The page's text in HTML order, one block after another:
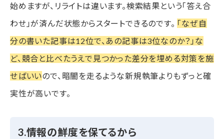
始めますが、リライトは違います。検索結果という「答え合
わせ」が済んだ状態からスタートできるのです。 「なぜ自
分の書いた記事は12位で、あの記事は3位なのか？」な
ど、競合と比べたうえで見つかった差分を埋める対策を施
せばいいので、暗闇を走るような新規執筆よりもずっと確
実性が高いです。
3.情報の鮮度を保てるから